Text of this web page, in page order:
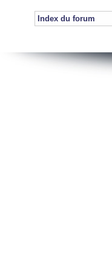
Index du forum